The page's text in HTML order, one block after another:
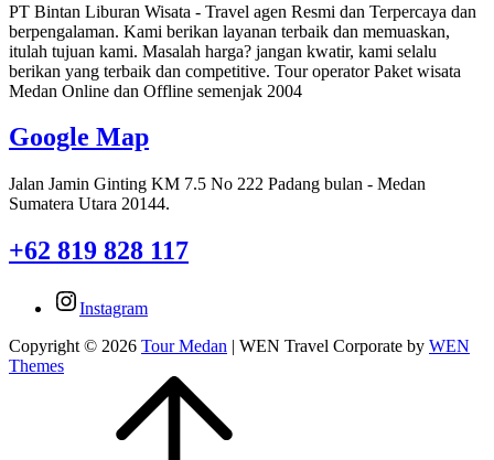
PT Bintan Liburan Wisata - Travel agen Resmi dan Terpercaya dan
berpengalaman. Kami berikan layanan terbaik dan memuaskan,
itulah tujuan kami. Masalah harga? jangan kwatir, kami selalu
berikan yang terbaik dan competitive. Tour operator Paket wisata
Medan Online dan Offline semenjak 2004
Google Map
Jalan Jamin Ginting KM 7.5 No 222 Padang bulan - Medan
Sumatera Utara 20144.
+62 819 828 117
Instagram
Copyright © 2026 Tour Medan | WEN Travel Corporate by WEN
Themes